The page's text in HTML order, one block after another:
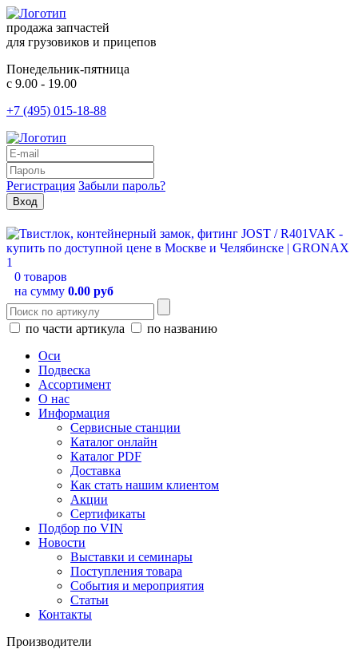
продажа запчастей
для грузовиков и прицепов
Понедельник-пятница
с 9.00 - 19.00
+7 (495) 015-18-88
Регистрация Забыли пароль?
0 товаров
на сумму 0.00 руб
по части артикула
по названию
Оси
Подвеска
Ассортимент
О нас
Информация
Сервисные станции
Каталог онлайн
Каталог PDF
Доставка
Как стать нашим клиентом
Акции
Сертификаты
Подбор по VIN
Новости
Выставки и семинары
Поступления товара
События и мероприятия
Статьи
Контакты
Производители